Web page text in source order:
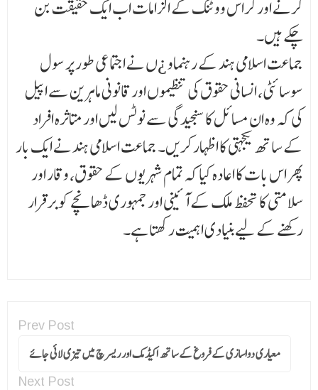
کرنے اور کراس ووٹنگ کے الزامات اب ایک حقیقت بن
چکے ہیں۔
جماعت اسلامی ہند کے رہنماو ¿ں نے اجتماعی طور پر سول
سوسائٹی، انسانی حقوق کی تنظیموں اور قانونی ماہرین سے اپیل
کی کہ وہ ان مسائل کا سنجیدگی سے نوٹس لیں اور متاثرہ افراد
کے ساتھ یکجہتی کا اظہار کریں۔ جماعت اسلامی ہند نے ایک بار
پھر اس بات کا اعادہ کیا کہ تمام شہریوں کے حقوق، وقار اور
سلامتی کا تحفظ ملک کے آئینی اور جمہوری ڈھانچے کو برقرار
رکھنے کے لیے بنیادی اہمیت رکھتا ہے۔
Prev Post
معیاری دواسازی کے فروغ کے ساتھ اکیڈمک اور ریسرچ میں تیزی لائی جائے
Next Post